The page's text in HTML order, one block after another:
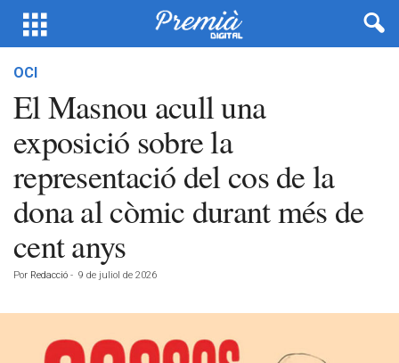
OCI
El Masnou acull una
exposició sobre la
representació del cos de la
dona al còmic durant més de
cent anys
Por Redacció - 9 de juliol de 2026